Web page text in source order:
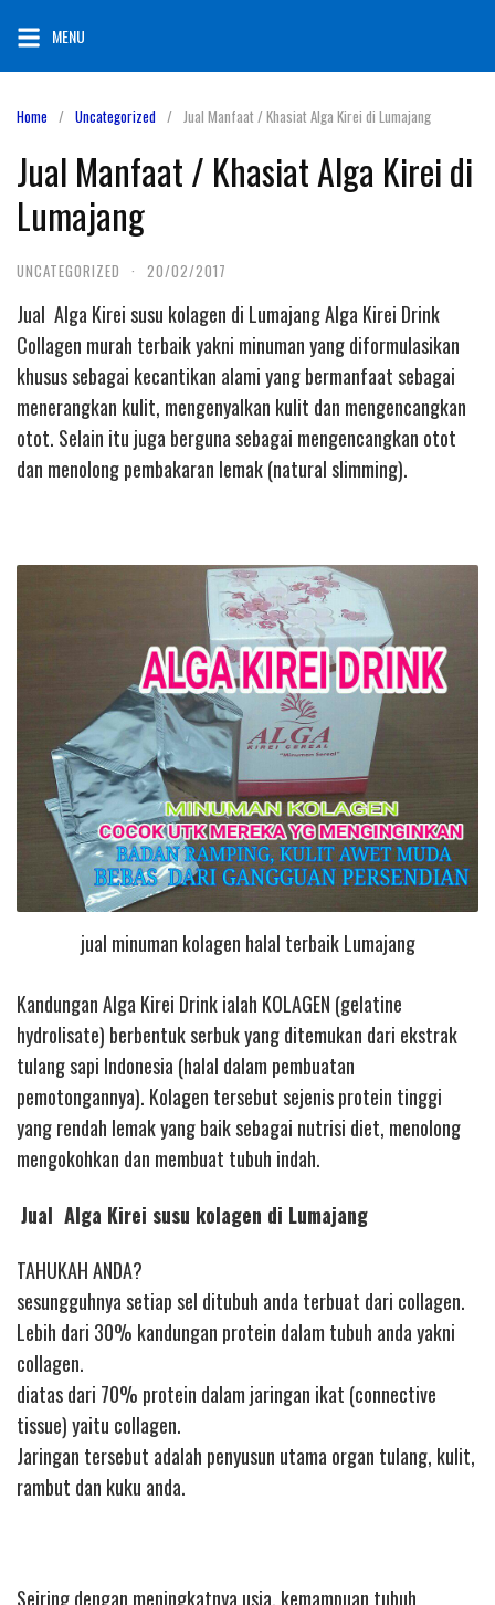
content
MENU
Home Uncategorized Jual Manfaat / Khasiat Alga Kirei di Lumajang
Jual Manfaat / Khasiat Alga Kirei di
Lumajang
UNCATEGORIZED · 20/02/2017
Jual Alga Kirei susu kolagen di Lumajang Alga Kirei Drink
Collagen murah terbaik yakni minuman yang diformulasikan
khusus sebagai kecantikan alami yang bermanfaat sebagai
menerangkan kulit, mengenyalkan kulit dan mengencangkan
otot. Selain itu juga berguna sebagai mengencangkan otot
dan menolong pembakaran lemak (natural slimming).
jual minuman kolagen halal terbaik Lumajang
Kandungan Alga Kirei Drink ialah KOLAGEN (gelatine
hydrolisate) berbentuk serbuk yang ditemukan dari ekstrak
tulang sapi Indonesia (halal dalam pembuatan
pemotongannya). Kolagen tersebut sejenis protein tinggi
yang rendah lemak yang baik sebagai nutrisi diet, menolong
mengokohkan dan membuat tubuh indah.
Jual Alga Kirei susu kolagen di Lumajang
TAHUKAH ANDA?
sesungguhnya setiap sel ditubuh anda terbuat dari collagen.
Lebih dari 30% kandungan protein dalam tubuh anda yakni
collagen.
diatas dari 70% protein dalam jaringan ikat (connective
tissue) yaitu collagen.
Jaringan tersebut adalah penyusun utama organ tulang, kulit,
rambut dan kuku anda.
Seiring dengan meningkatnya usia, kemampuan tubuh